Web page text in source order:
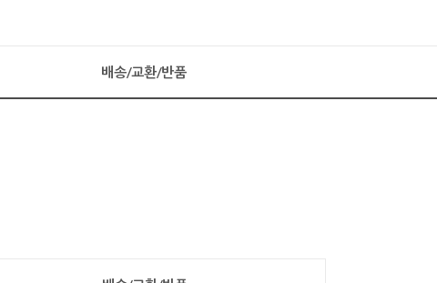
배송/교환/반품